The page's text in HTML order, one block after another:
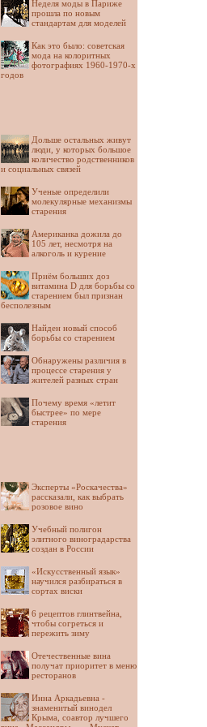
Неделя моды в Париже
прошла по новым
стандартам для моделей
Как это было: советская
мода на колоритных
фотографиях 1960-1970-х
годов
Дольше остальных живут
люди, у которых большое
количество родственников
и социальных связей
Ученые определили
молекулярные механизмы
старения
Американка дожила до
105 лет, несмотря на
алкоголь и курение
Приём больших доз
витамина D для борьбы со
старением был признан
бесполезным
Найден новый способ
борьбы со старением
Обнаружены различия в
процессе старения у
жителей разных стран
Почему время «летит
быстрее» по мере
старения
Эксперты «Роскачества»
рассказали, как выбрать
розовое вино
Учебный полигон
элитного виноградарства
создан в России
«Искусственный язык»
научился разбираться в
сортах виски
6 рецептов глинтвейна,
чтобы согреться и
пережить зиму
Отечественные вина
получат приоритет в меню
ресторанов
Инна Аркадьевна -
знаменитый винодел
Крыма, соавтор лучшего